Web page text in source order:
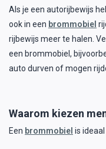
Als je een autorijbewijs
ook in een brommobiel
rijbewijs meer te halen.
een brommobiel,
auto durven of mogen
Waarom kiezen
Een brommobiel is